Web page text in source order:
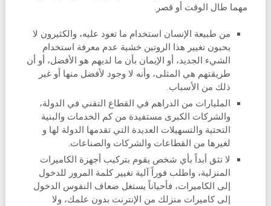
مهما طال الوقت أو قصر.
من طبيعة الإنسان استخدام ما تعود عليه، والكثيرون لا
يحبون تغيير هذا الروتين خشية عدم معرفة استخدام
الشيء الجديد، أو الإيمان بأن ما لديهم هو الأفضل، أو أن
طريقتهم هي المثلى، وأنه لا وجود لأفضل منها أو غير
ذلك من الأسباب.
المليارات من الدراهم في القطاع التقني في الدولة،
والشركات الكبرى مستفيدة من كم الخدمات والبنية
التحتية والتسهيلات العديدة التي تقدمها الدولة لها و
لغيرها من القطاعات والشركات والصناعات.
لا تثق أبداً بأي شخص يقوم بتركيب أجهزة الكاميرات
المنزلية، واطلب فوراً آلية تغيير كلمة المرور للدخول
إلى الكاميرات، فأحياناً يستغل ضعاف النفوس الدخول
إلى كاميرات منزلك من الإنترنت بدون علمك، ولا